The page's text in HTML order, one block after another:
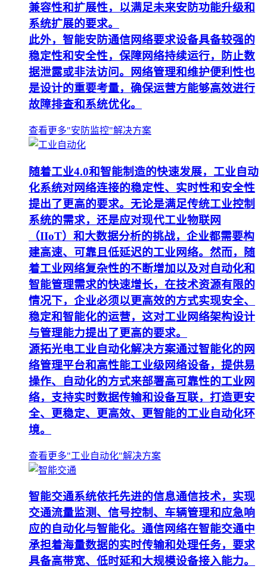
兼容性和扩展性，以满足未来安防功能升级和
系统扩展的要求。
此外，智能安防通信网络要求设备具备较强的
稳定性和安全性，保障网络持续运行，防止数
据泄露或非法访问。网络管理和维护便利性也
是设计的重要考量，确保运营方能够高效进行
故障排查和系统优化。
查看更多"安防监控"解决方案
随着工业4.0和智能制造的快速发展，工业自动
化系统对网络连接的稳定性、实时性和安全性
提出了更高的要求。无论是满足传统工业控制
系统的需求，还是应对现代工业物联网
（IIoT）和大数据分析的挑战，企业都需要构
建高速、可靠且低延迟的工业网络。然而，随
着工业网络复杂性的不断增加以及对自动化和
智能管理需求的快速增长，在技术资源有限的
情况下，企业必须以更高效的方式实现安全、
稳定和智能化的运营，这对工业网络架构设计
与管理能力提出了更高的要求。
源拓光电工业自动化解决方案通过智能化的网
络管理平台和高性能工业级网络设备，提供易
操作、自动化的方式来部署高可靠性的工业网
络，支持实时数据传输和设备互联，打造更安
全、更稳定、更高效、更智能的工业自动化环
境。
查看更多"工业自动化"解决方案
智能交通系统依托先进的信息通信技术，实现
交通流量监测、信号控制、车辆管理和应急响
应的自动化与智能化。通信网络在智能交通中
承担着海量数据的实时传输和处理任务，要求
具备高带宽、低时延和大规模设备接入能力。